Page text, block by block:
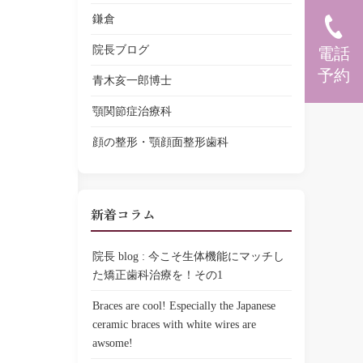
電話
予約
鎌倉
院長ブログ
青木亥一郎博士
顎関節症治療科
顔の整形・顎顔面整形歯科
新着コラム
院長 blog : 今こそ生体機能にマッチし
た矯正歯科治療を！その1
Braces are cool! Especially the Japanese
ceramic braces with white wires are
awsome!